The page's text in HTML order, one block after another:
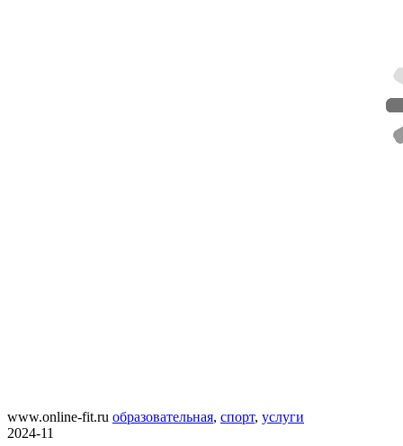
www.online-fit.ru образовательная, спорт, услуги
2024-11